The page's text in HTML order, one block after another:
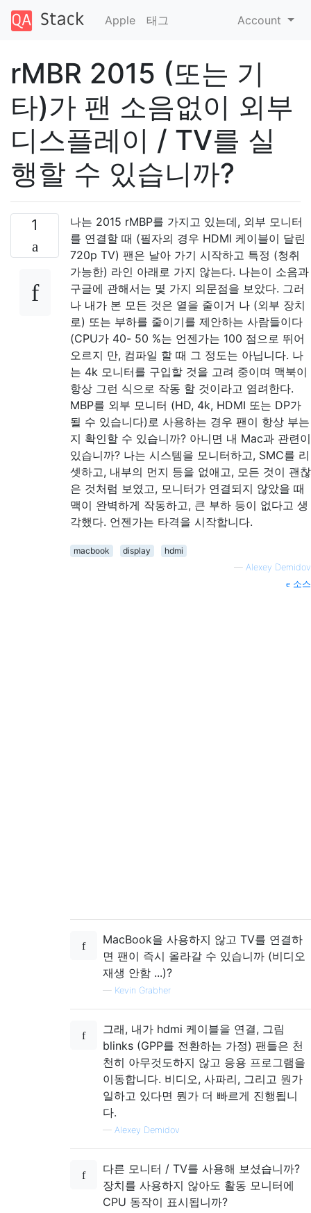
Apple 태그 Account
rMBR 2015 (또는 기
타)가 팬 소음없이 외부
디스플레이 / TV를 실
행할 수 있습니까?
1
나는 2015 rMBP를 가지고 있는데, 외부 모니터
를 연결할 때 (필자의 경우 HDMI 케이블이 달린
720p TV) 팬은 날아 가기 시작하고 특정 (청취
가능한) 라인 아래로 가지 않는다. 나는이 소음과
구글에 관해서는 몇 가지 의문점을 보았다. 그러
나 내가 본 모든 것은 열을 줄이거 나 (외부 장치
로) 또는 부하를 줄이기를 제안하는 사람들이다
(CPU가 40- 50 %는 언젠가는 100 점으로 뛰어
오르지 만, 컴파일 할 때 그 정도는 아닙니다. 나
는 4k 모니터를 구입할 것을 고려 중이며 맥북이
항상 그런 식으로 작동 할 것이라고 염려한다.
MBP를 외부 모니터 (HD, 4k, HDMI 또는 DP가
될 수 있습니다)로 사용하는 경우 팬이 항상 부는
지 확인할 수 있습니까? 아니면 내 Mac과 관련이
있습니까? 나는 시스템을 모니터하고, SMC를 리
셋하고, 내부의 먼지 등을 없애고, 모든 것이 괜찮
은 것처럼 보였고, 모니터가 연결되지 않았을 때
맥이 완벽하게 작동하고, 큰 부하 등이 없다고 생
각했다. 언젠가는 타격을 시작합니다.
macbook display
hdmi
— Alexey Demidov
소스
MacBook을 사용하지 않고 TV를 연결하
면 팬이 즉시 올라갈 수 있습니까 (비디오
재생 안함 ...)?
— Kevin Grabher
그래, 내가 hdmi 케이블을 연결, 그림
blinks (GPP를 전환하는 가정) 팬들은 천
천히 아무것도하지 않고 응용 프로그램을
이동합니다. 비디오, 사파리, 그리고 뭔가
일하고 있다면 뭔가 더 빠르게 진행됩니
다.
— Alexey Demidov
다른 모니터 / TV를 사용해 보셨습니까?
장치를 사용하지 않아도 활동 모니터에
CPU 동작이 표시됩니까?